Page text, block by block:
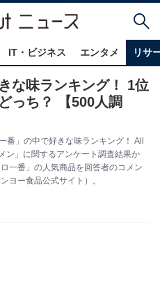
IT・ビジネス エンタメ リサ
な味ランキング！ 1位
っち？ 【500人調
」の中で好きな味ランキング！ All
ン」に関するアンケート調査結果か
一番」の人気商品を回答者のコメン
ヨー食品公式サイト）。